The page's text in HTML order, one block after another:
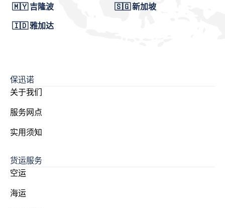
🇲🇾 吉隆波
🇸🇬 新加坡
🇮🇩 雅加达
保迅诺
关于我们
服务网点
实用须知
货运服务
空运
海运